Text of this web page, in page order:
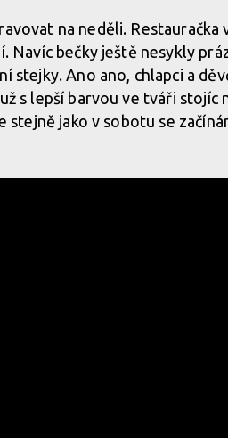
Report: Blinduro
Report: Blinduro
na neděli. Restauračka
Navíc bečky ještě nesykly
stejky. Ano ano, chlapci a
s lepší barvou ve tváři
stejně jako v sobotu se